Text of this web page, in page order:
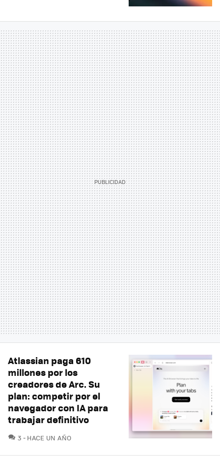
Atlassian paga 610
millones por los
creadores de Arc. Su
plan: competir por el
navegador con IA para
trabajar definitivo
3 COMENTARIOS
HACE UN AÑO